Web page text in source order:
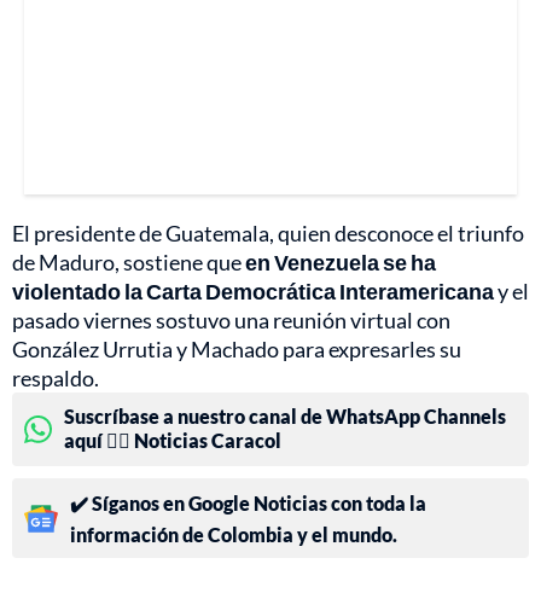
El presidente de Guatemala, quien desconoce el triunfo
de Maduro, sostiene queen Venezuela se ha
violentado la Carta Democrática Interamericanay el
pasado viernes sostuvo una reunión virtual con
González Urrutia y Machado para expresarles su
respaldo.
Suscríbase a nuestro canal de WhatsApp Channels
aquí 👉🏻 Noticias Caracol
✔️ Síganos en Google Noticias con toda la
información de Colombia y el mundo.